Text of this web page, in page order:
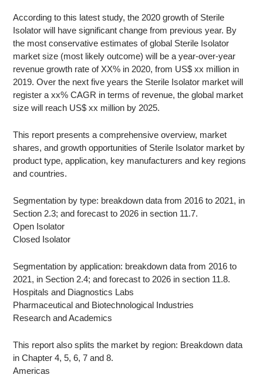
According to this latest study, the 2020 growth of Sterile
Isolator will have significant change from previous year. By
the most conservative estimates of global Sterile Isolator
market size (most likely outcome) will be a year-over-year
revenue growth rate of XX% in 2020, from US$ xx million in
2019. Over the next five years the Sterile Isolator market will
register a xx% CAGR in terms of revenue, the global market
size will reach US$ xx million by 2025.
This report presents a comprehensive overview, market
shares, and growth opportunities of Sterile Isolator market by
product type, application, key manufacturers and key regions
and countries.
Segmentation by type: breakdown data from 2016 to 2021, in
Section 2.3; and forecast to 2026 in section 11.7.
Open Isolator
Closed Isolator
Segmentation by application: breakdown data from 2016 to
2021, in Section 2.4; and forecast to 2026 in section 11.8.
Hospitals and Diagnostics Labs
Pharmaceutical and Biotechnological Industries
Research and Academics
This report also splits the market by region: Breakdown data
in Chapter 4, 5, 6, 7 and 8.
Americas